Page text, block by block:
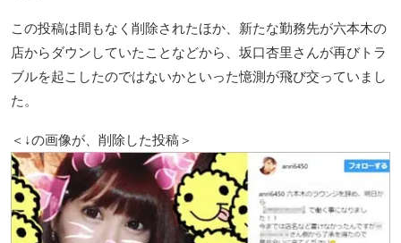
この投稿は間もなく削除されたほか、新たな勤務先が六本木の
店からダウンしていたことなどから、坂口杏里さんが再びトラ
ブルを起こしたのではないかといった憶測が飛び交っていまし
た。
＜↓の画像が、削除した投稿＞